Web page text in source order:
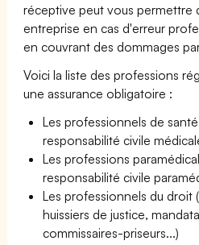
réceptive peut vous permettre
entreprise en cas d'erreur
en couvrant des dommages
Voici la liste des professions
une assurance obligatoire :
Les professionnels de
responsabilité civile
Les professions
responsabilité civile
Les professionnels du droit
huissiers de justice,
commissaires-priseurs...)